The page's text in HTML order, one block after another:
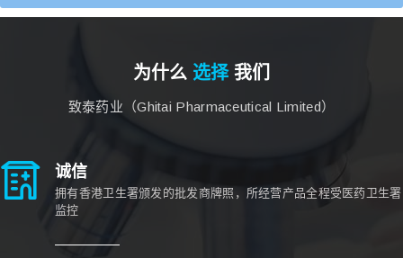
为什么 选择我们
致泰药业（Ghitai Pharmaceutical Limited）
诚信
拥有香港卫生署颁发的批发商牌照，所经营产品全程受医药卫生署
监控